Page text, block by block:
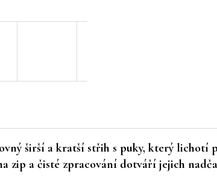
širší a kratší střih s puky, který lichotí
a čisté zpracování dotváří jejich